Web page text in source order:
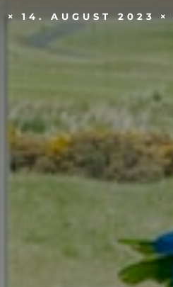
14. AUGUST 2023